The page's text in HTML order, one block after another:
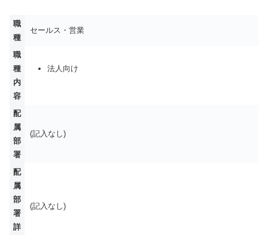
職
種
セールス・営業
職
種
内
容
法人向け
配
属
部
署
(記入なし)
配
属
部
署
詳
(記入なし)